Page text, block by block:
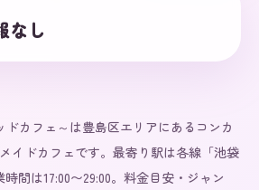
なし
カフェ～は豊島区エリアにあるコンカ
イドカフェです。最寄り駅は各線「池袋
間は17:00〜29:00。料金目安・ジャン